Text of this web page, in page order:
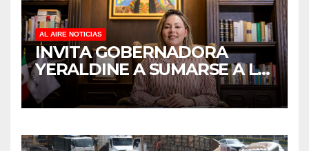
AL AIRE NOTICIAS
INVITA GOBERNADORA
YERALDINE A SUMARSE A LA
JORNADA NACIONAL DE
REFORESTACIÓN;
DE ÁRBOLES